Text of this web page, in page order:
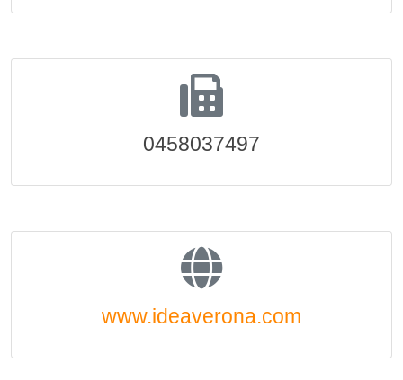
0458037497
www.ideaverona.com